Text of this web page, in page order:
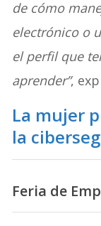
de cómo
electrónico o
el perfil que
aprender”,
La mujer
la
Feria de